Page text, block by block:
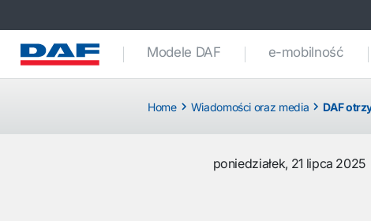
Modele DAF e-mobilność
Home Wiadomości oraz media DAF
poniedziałek, 21 lipca 2025